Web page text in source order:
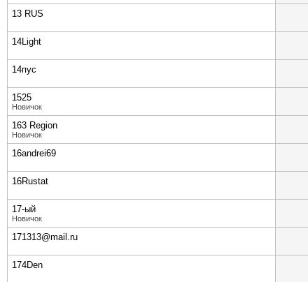
13 RUS
14Light
14пус
1525
Новичок
163 Region
Новичок
16andrei69
16Rustat
17-ый
Новичок
171313@mail.ru
174Den